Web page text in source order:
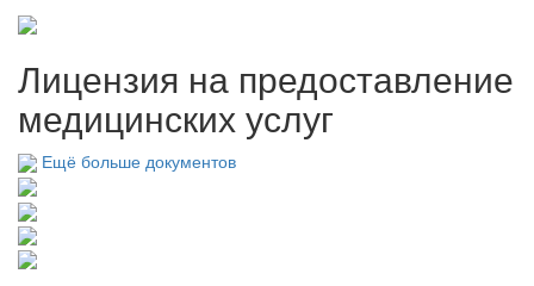
Лицензия на предоставление
медицинских услуг
Ещё больше документов